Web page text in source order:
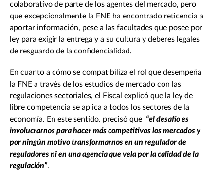
colaborativo de parte de los agentes del mercado, pero
que excepcionalmente la FNE ha encontrado reticencia a
aportar información, pese a las facultades que posee por
ley para exigir la entrega y a su cultura y deberes legales
de resguardo de la confidencialidad.
En cuanto a cómo se compatibiliza el rol que desempeña
la FNE a través de los estudios de mercado con las
regulaciones sectoriales, el Fiscal explicó que la ley de
libre competencia se aplica a todos los sectores de la
economía. En este sentido, precisó que “el desafío es
involucrarnos para hacer más competitivos los mercados y
por ningún motivo transformarnos en un regulador de
reguladores ni en una agencia que vela por la calidad de la
regulación”.